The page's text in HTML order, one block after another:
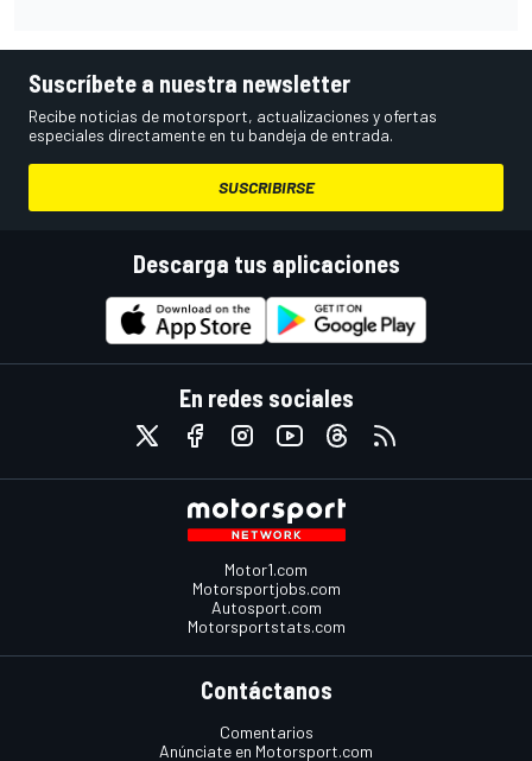
Suscríbete a nuestra newsletter
Recibe noticias de motorsport, actualizaciones y ofertas
especiales directamente en tu bandeja de entrada.
SUSCRIBIRSE
Descarga tus aplicaciones
En redes sociales
Motor1.com
Motorsportjobs.com
Autosport.com
Motorsportstats.com
Contáctanos
Comentarios
Anúnciate en Motorsport.com